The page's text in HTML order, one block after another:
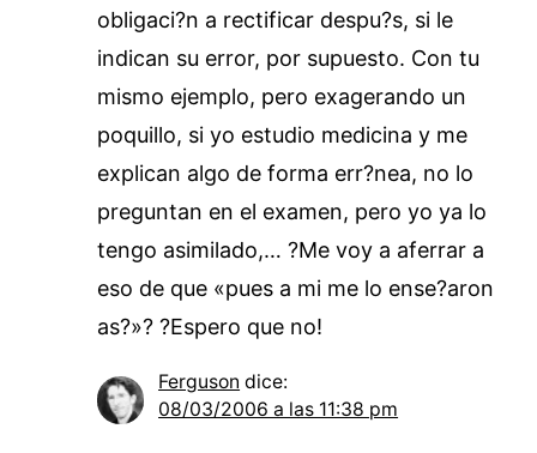
obligaci?n a rectificar despu?s, si le
indican su error, por supuesto. Con tu
mismo ejemplo, pero exagerando un
poquillo, si yo estudio medicina y me
explican algo de forma err?nea, no lo
preguntan en el examen, pero yo ya lo
tengo asimilado,… ?Me voy a aferrar a
eso de que «pues a mi me lo ense?aron
as?»? ?Espero que no!
Ferguson dice:
08/03/2006 a las 11:38 pm